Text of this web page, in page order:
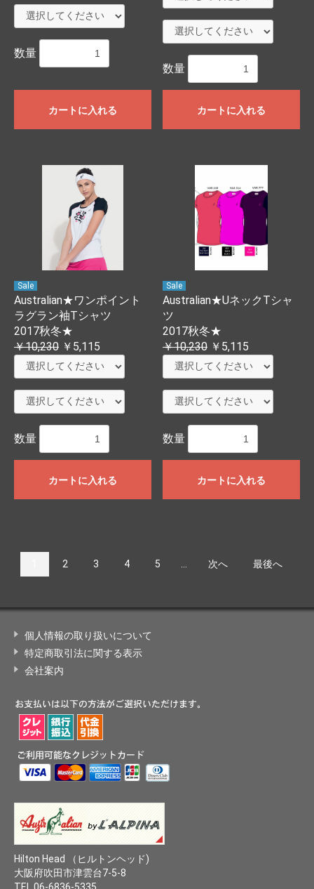
数量
カートに入れる
数量
カートに入れる
Sale
Australian★ワンポイント
ラグラン袖Tシャツ
2017秋冬★
￥10,230 ￥5,115
数量
カートに入れる
Sale
Australian★UネックTシャ
ツ
2017秋冬★
￥10,230 ￥5,115
数量
カートに入れる
2 3 4 5 ... 次へ 最後へ
個人情報の取り扱いについて
特定商取引法に関する表示
会社案内
Hilton Head （ヒルトンヘッド)
大阪府吹田市津雲台7-5-8